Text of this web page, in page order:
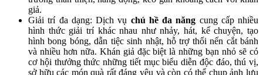
giả.
Giải trí đa dạng: Dịch vụ chú hề đa năng cung cấp nhiều
hình thức giải trí khác nhau như nhảy, hát, kể chuyện, tạo
hình bong bóng, dẫn tiệc sinh nhật, hỗ trợ thổi nến cắt bánh
và nhiều hơn nữa. Khán giả đặc biệt là những bạn nhỏ sẽ có
cơ hội thưởng thức những tiết mục biểu diễn độc đáo, thú vị,
sở hữu các món quà rất đáng yêu và còn có thể chụp ảnh lưu